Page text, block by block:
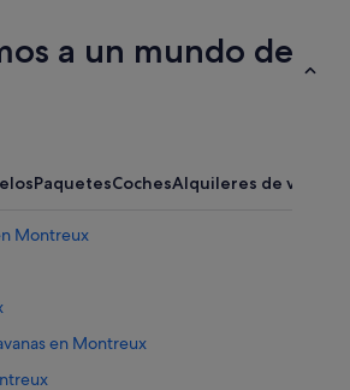
a un mundo de
PaquetesCochesAlquileres de
Montreux
en Montreux